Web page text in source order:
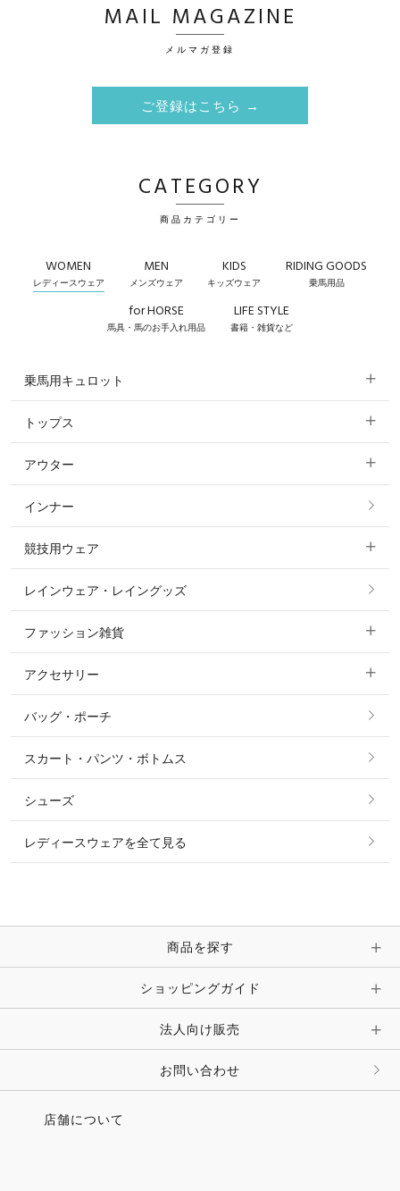
MAIL MAGAZINE
メルマガ登録
ご登録はこちら →
CATEGORY
商品カテゴリー
WOMEN
レディースウェア
MEN
メンズウェア
KIDS
キッズウェア
RIDING GOODS
乗馬用品
for HORSE
馬具・馬のお手入れ用品
LIFE STYLE
書籍・雑貨など
乗馬用キュロット
すべてのキュロット
フルグリップ・尻革 キュロット
ニーグリップ・膝革 キュロット
トップス
すべてのトップス
ポロシャツ
カットソー・Tシャツ・タンクトップ
パーカー・トレーナー・スウェット
ニット・セーター
シャツ・ブラウス・ワンピース
アウター
すべてのアウター
コート
ジャケット・ブルゾン
その他 アウター
インナー
競技用ウェア
すべての競技用ウェア
ショージャケット
ショーシャツ
レインウェア・レイングッズ
ファッション雑貨
すべてのファッション雑貨
ソックス
ベルト
マフラー・スカーフ・ストール・スヌード
時計・財布・キーケース・革小物
キーホルダー・チャーム・ストラップ
アクセサリー
すべてのアクセサリー
リング
ピアス・イヤリング
ピン・ブローチ・コサージュ
その他 アクセサリー
バッグ・ポーチ
スカート・パンツ・ボトムス
シューズ
レディースウェアを全て見る
商品を探す
ショッピングガイド
法人向け販売
お問い合わせ
店舗について